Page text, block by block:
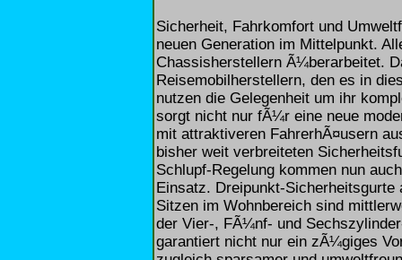
Sicherheit, Fahrkomfort und
neuen Generation im Mittelpunkt.
Chassisherstellern Ã¼berarbeitet.
Reisemobilherstellern, den es in
nutzen die Gelegenheit um ihr
sorgt nicht nur fÃ¼r eine neue
mit attraktiveren FahrerhÃ¤usern
bisher weit verbreiteten
Schlupf-Regelung kommen nun
Einsatz. Dreipunkt-
Sitzen im Wohnbereich sind
der Vier-, FÃ¼nf- und
garantiert nicht nur ein zÃ¼giges